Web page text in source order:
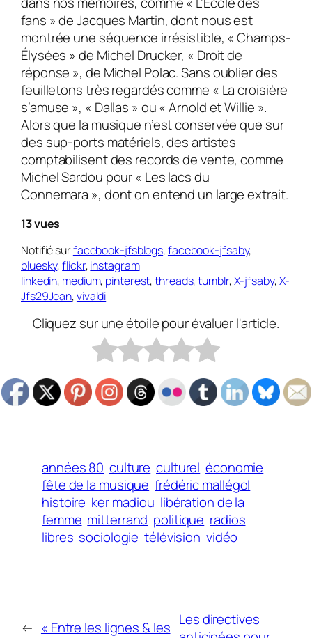
fans » de Jacques Martin, dont nous est
montrée une séquence irrésistible, « Champs-
Élysées » de Michel Drucker, « Droit de
réponse », de Michel Polac. Sans oublier des
feuilletons très regardés comme « La croisière
s’amuse », « Dallas » ou « Arnold et Willie ».
Alors que la musique n’est conservée que sur
des sup-ports matériels, des artistes
comptabilisent des records de vente, comme
Michel Sardou pour « Les lacs du
Connemara », dont on entend un large extrait.
13 vues
Notifié surfacebook-jfsblogs,facebook-jfsaby,
bluesky,flickr,instagram
linkedin, medium, pinterest,threads,tumblr,X-jfsaby,X-
Jfs29Jean,vivaldi
Cliquez sur une étoile pour évaluer l'article.
années 80 culture culturel économie
fête de la musique frédéric mallégol
histoire ker madiou libération de la
femme mitterrand politique radios
libres sociologie télévision vidéo
← « Entre les lignes & les Les directives